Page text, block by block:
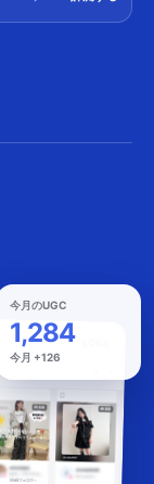
今月のUGC
1,284
今月 +126